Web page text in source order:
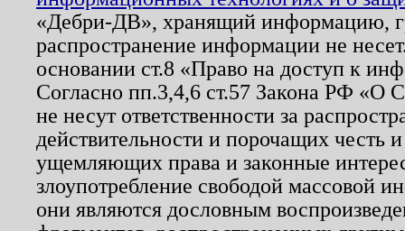
«Дебри-ДВ», хранящий информацию,
распространение информации не
основании ст.8 «Право на доступ к
Согласно пп.3,4,6 ст.57 Закона РФ «О
не несут ответственности за
действительности и порочащих честь
ущемляющих права и законные
злоупотребление свободой массовой
они являются дословным